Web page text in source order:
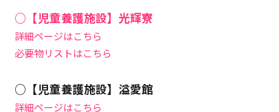
○【児童養護施設】光輝寮
詳細ページはこちら
必要物リストはこちら
○【児童養護施設】溢愛館
詳細ページはこちら